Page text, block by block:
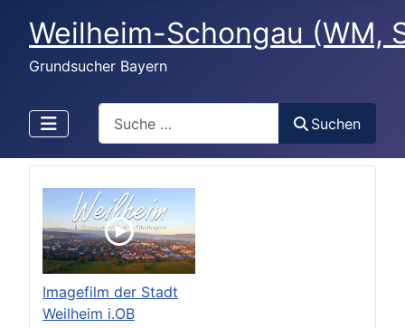
Weilheim-Schongau (WM,
Grundsucher Bayern
Suchen
Imagefilm der Stadt
Weilheim i.OB